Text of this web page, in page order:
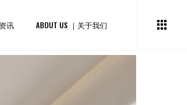
讯 ABOUT US ｜关于我们